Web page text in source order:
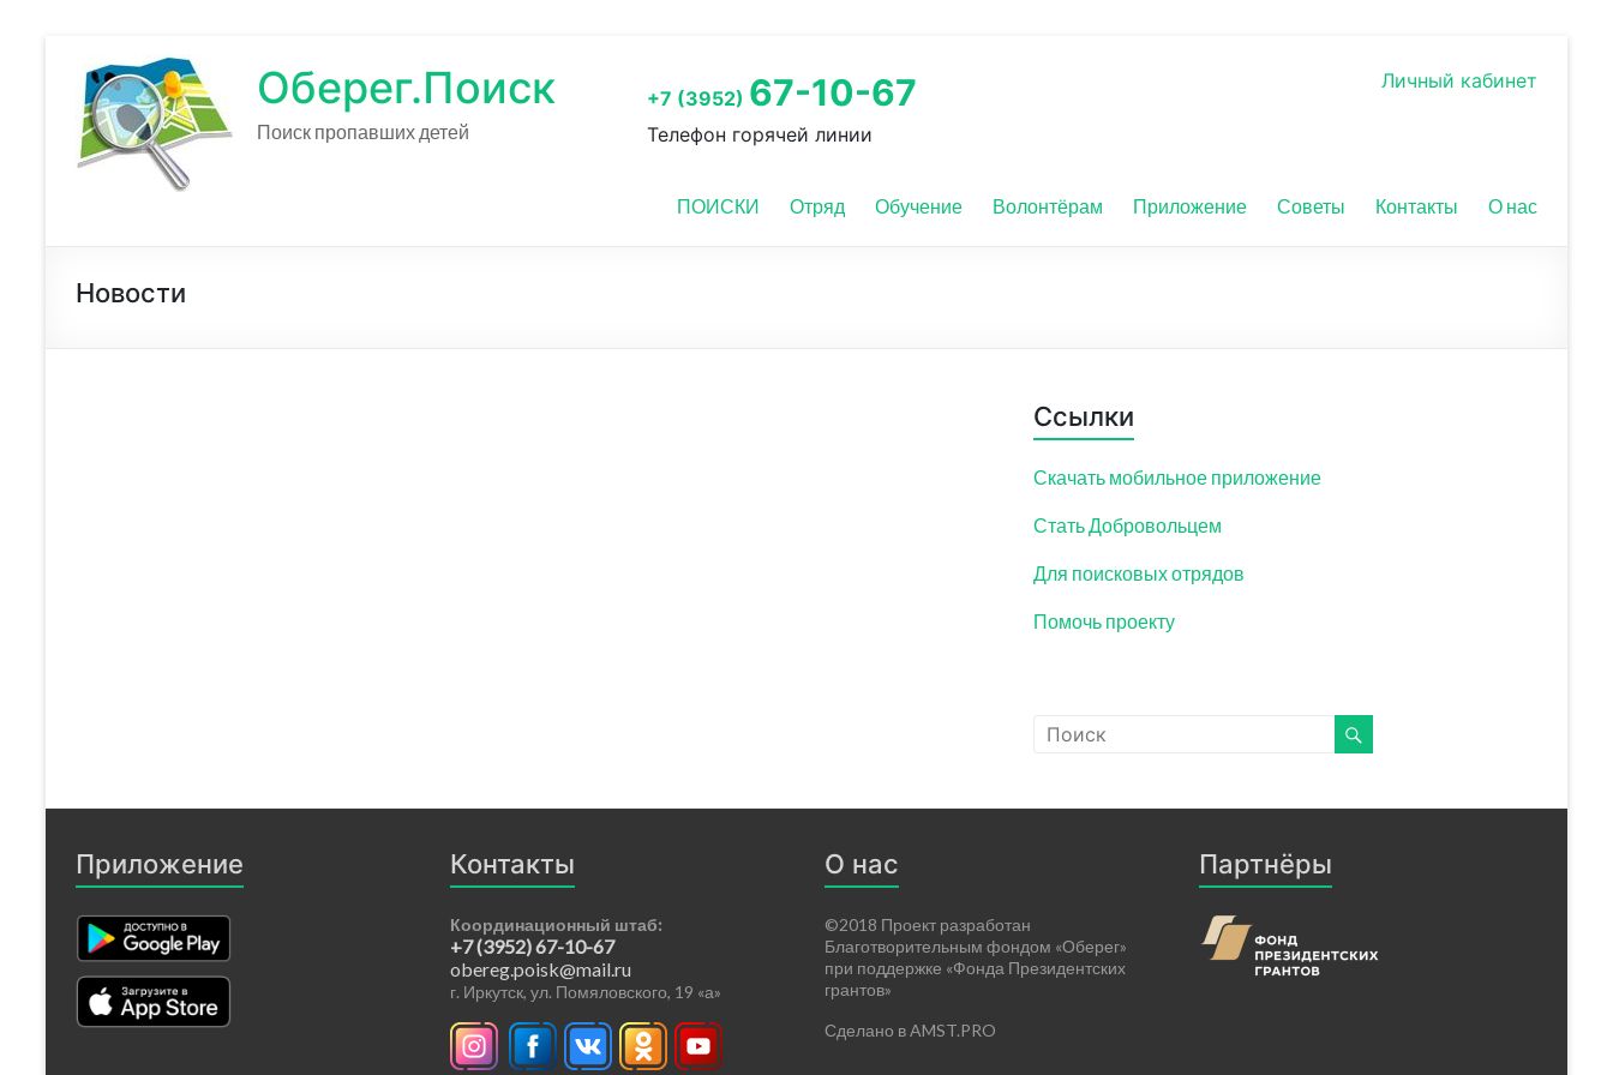
Оберег.Поиск
Поиск пропавших детей
+7 (3952) 67-10-67
Телефон горячей линии
Личный кабинет
ПОИСКИ Отряд Обучение Волонтёрам Приложение Советы Контакты О нас
Новости
Ссылки
Скачать мобильное приложение
Стать Добровольцем
Для поисковых отрядов
Помочь проекту
Приложение Контакты
Координационный штаб:
+7 (3952) 67-10-67
obereg.poisk@mail.ru
г. Иркутск, ул. Помяловского, 19 «а»
О нас
©2018 Проект разработан
Благотворительным фондом «Оберег»
при поддержке «Фонда Президентских
грантов»
Сделано в AMST.PRO
Партнёры